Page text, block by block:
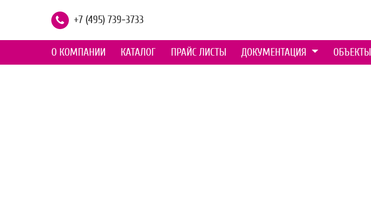
+7 (495) 739-3733
О КОМПАНИИ КАТАЛОГ ПРАЙС ЛИСТЫ ДОКУМЕНТАЦИЯ ОБЪЕКТЫ